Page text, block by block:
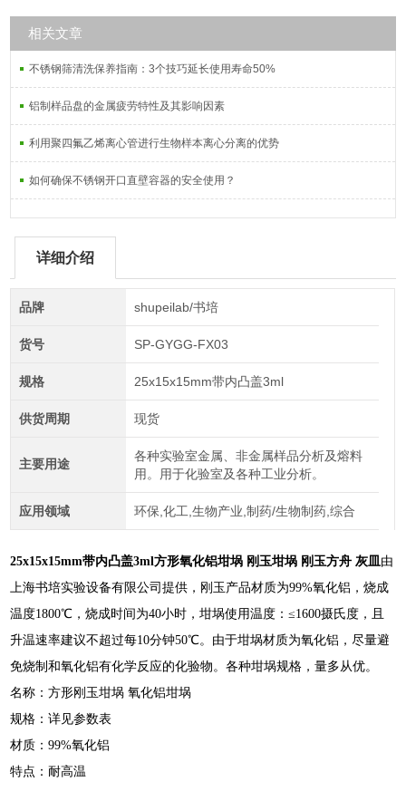
相关文章
不锈钢筛清洗保养指南：3个技巧延长使用寿命50%
铝制样品盘的金属疲劳特性及其影响因素
利用聚四氟乙烯离心管进行生物样本离心分离的优势
如何确保不锈钢开口直壁容器的安全使用？
详细介绍
品牌 shupeilab/书培
货号 SP-GYGG-FX03
规格 25x15x15mm带内凸盖3ml
供货周期 现货
主要用途
各种实验室金属、非金属样品分析及熔料
用。用于化验室及各种工业分析。
应用领域 环保,化工,生物产业,制药/生物制药,综合
25x15x15mm带内凸盖3ml方形氧化铝坩埚 刚玉坩埚 刚玉方舟 灰皿由
上海书培实验设备有限公司提供，刚玉产品材质为99%氧化铝，烧成
温度1800℃，烧成时间为40小时，坩埚使用温度：≤1600摄氏度，且
升温速率建议不超过每10分钟50℃。由于坩埚材质为氧化铝，尽量避
免烧制和氧化铝有化学反应的化验物。各种坩埚规格，量多从优。
名称：方形刚玉坩埚 氧化铝坩埚
规格：详见参数表
材质：99%氧化铝
特点：耐高温